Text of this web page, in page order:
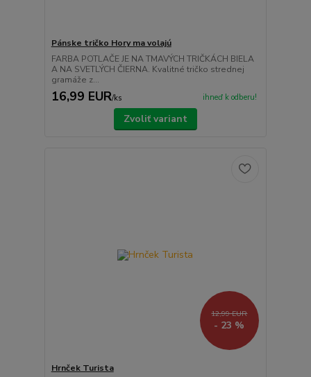
Pánske tričko Hory ma volajú
FARBA POTLAČE JE NA TMAVÝCH TRIČKÁCH BIELA
A NA SVETLÝCH ČIERNA. Kvalitné tričko strednej
gramáže z...
16,99 EUR/ks ihneď k odberu!
Zvoliť variant
12,99 EUR
- 23 %
Hrnček Turista